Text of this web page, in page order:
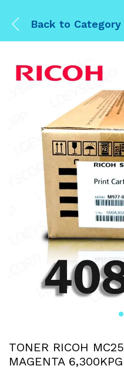
Back to Category
TONER RICOH
MAGENTA